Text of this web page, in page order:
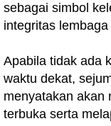
sebagai simbol
integritas
Apabila tidak ada
waktu dekat,
menyatakan akan
terbuka serta